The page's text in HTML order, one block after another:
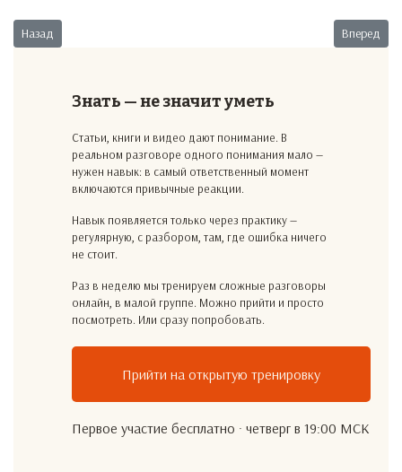
Предыдущий: Разбор №61. Наказание за хамство. Часть 3.
Назад Вперед
Знать — не значит уметь
Статьи, книги и видео дают понимание. В
реальном разговоре одного понимания мало —
нужен навык: в самый ответственный момент
включаются привычные реакции.
Навык появляется только через практику —
регулярную, с разбором, там, где ошибка ничего
не стоит.
Раз в неделю мы тренируем сложные разговоры
онлайн, в малой группе. Можно прийти и просто
посмотреть. Или сразу попробовать.
Прийти на открытую тренировку
Первое участие бесплатно · четверг в 19:00 МСК